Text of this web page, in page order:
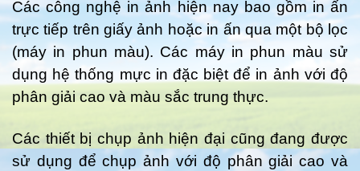
Các công nghệ in ảnh hiện nay bao gồm in ấn
trực tiếp trên giấy ảnh hoặc in ấn qua một bộ lọc
(máy in phun màu). Các máy in phun màu sử
dụng hệ thống mực in đặc biệt để in ảnh với độ
phân giải cao và màu sắc trung thực.
Các thiết bị chụp ảnh hiện đại cũng đang được
sử dụng để chụp ảnh với độ phân giải cao và